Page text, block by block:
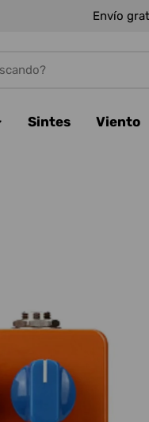
Envío
Sintes Viento